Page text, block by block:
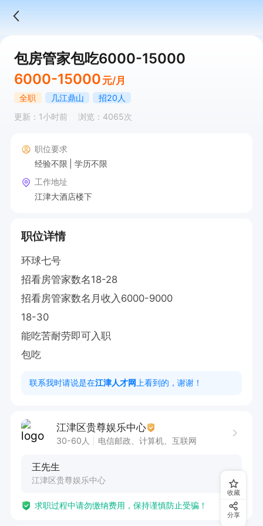
包房管家包吃6000-15000
6000-15000 元/月
全职 几江鼎山
招20人
更新：1小时前
浏览：4065次
职位要求
经验不限
学历不限
工作地址
江津大酒店楼下
职位详情
环球七号
招看房管家数名18-28
招看房管家数名月收入6000-9000
18-30
能吃苦耐劳即可入职
包吃
联系我时请说是在江津人才网 上看到的，谢谢！
江津区贵尊娱乐中心
30-60人 电信邮政、计算机、互联网
王先生
江津区贵尊娱乐中心
求职过程中请勿缴纳费用，保持谨慎防止受骗！
收藏
分享